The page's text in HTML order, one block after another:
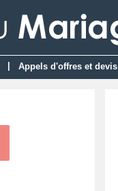
Appels d'offres et devis